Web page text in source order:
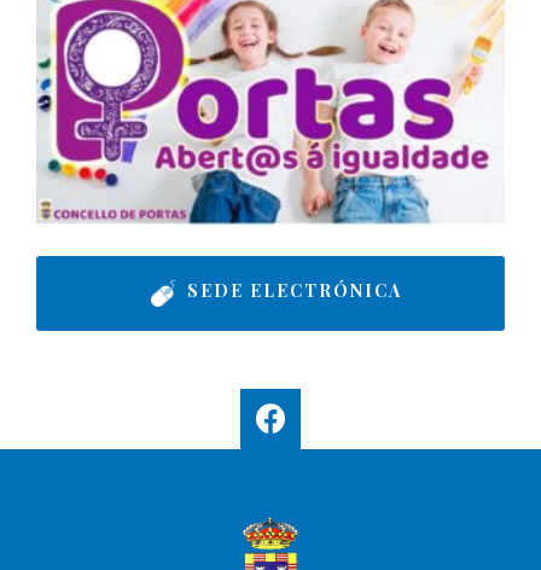
SEDE ELECTRÓNICA